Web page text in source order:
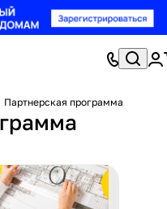
Партнерская программа